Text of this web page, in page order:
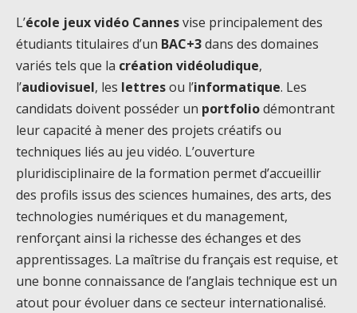
L’école jeux vidéo Cannesvise principalement des
étudiants titulaires d’un BAC+3dans des domaines
variés tels que la création vidéoludique,
l’audiovisuel, les lettresou l’informatique. Les
candidats doivent posséder un portfoliodémontrant
leur capacité à mener des projets créatifs ou
techniques liés au jeu vidéo. L’ouverture
pluridisciplinaire de la formation permet d’accueillir
des profils issus des sciences humaines, des arts, des
technologies numériques et du management,
renforçant ainsi la richesse des échanges et des
apprentissages. La maîtrise du français est requise, et
une bonne connaissance de l’anglais technique est un
atout pour évoluer dans ce secteur internationalisé.